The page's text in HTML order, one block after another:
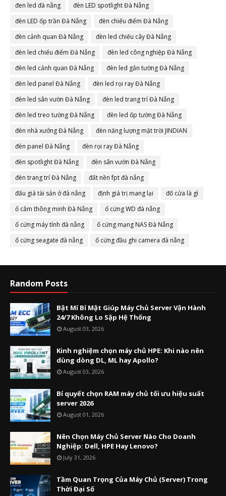
đen led đà nẵng
đèn LED spotlight Đà Nẵng
đèn LED ốp trần Đà Nẵng
đèn chiếu điểm Đà Nẵng
đèn cảnh quan Đà Nẵng
đèn led chiếu cây Đà Nẵng
đèn led chiếu điểm Đà Nẵng
đèn led công nghiệp Đà Nẵng
đèn led cảnh quan Đà Nẵng
đèn led gắn tường Đà Nẵng
đèn led panel Đà Nẵng
đèn led rọi ray Đà Nẵng
đèn led sân vườn Đà Nẵng
đèn led trang trí Đà Nẵng
đèn led treo tường Đà Nẵng
đèn led ốp tường Đà Nẵng
đèn nhà xưởng Đà Nẵng
đèn năng lượng mặt trời JINDIAN
đèn panel Đà Nẵng
đèn rọi ray Đà Nẵng
đèn spotlight Đà Nẵng
đèn sân vườn Đà Nẵng
đèn trang trí Đà Nẵng
đất nền fpt đà nẵng
đấu giá tài sản ở đà nẵng
định giá trị mang lại
đố cửa là gì
ổ cắm thông minh Đà Nẵng
ổ cứng WD đà nẵng
ổ cứng máy tính đà nẵng
ổ cứng mạng NAS Đà Nẵng
ổ cứng seagate đà nẵng
ổ cứng đầu ghi camera đà nẵng
Random Posts
Bật Mí Bí Mật Giúp Máy Chủ Server Vận Hành
24/7 Không Lo Sập Hệ Thống
August 03, 2026
Kinh nghiệm chọn máy chủ HPE: Khi nào nên
dùng dòng DL, ML hay Apollo?
August 03, 2026
Bí quyết chọn RAM máy chủ tối ưu hiệu suất
server 2026
August 01, 2026
Nên Chọn Máy Chủ Server Nào Cho Doanh
Nghiệp: Dell, HPE Hay Lenovo?
July 31, 2026
Tầm Quan Trọng Của Máy Chủ (Server) Trong
Thời Đại Số